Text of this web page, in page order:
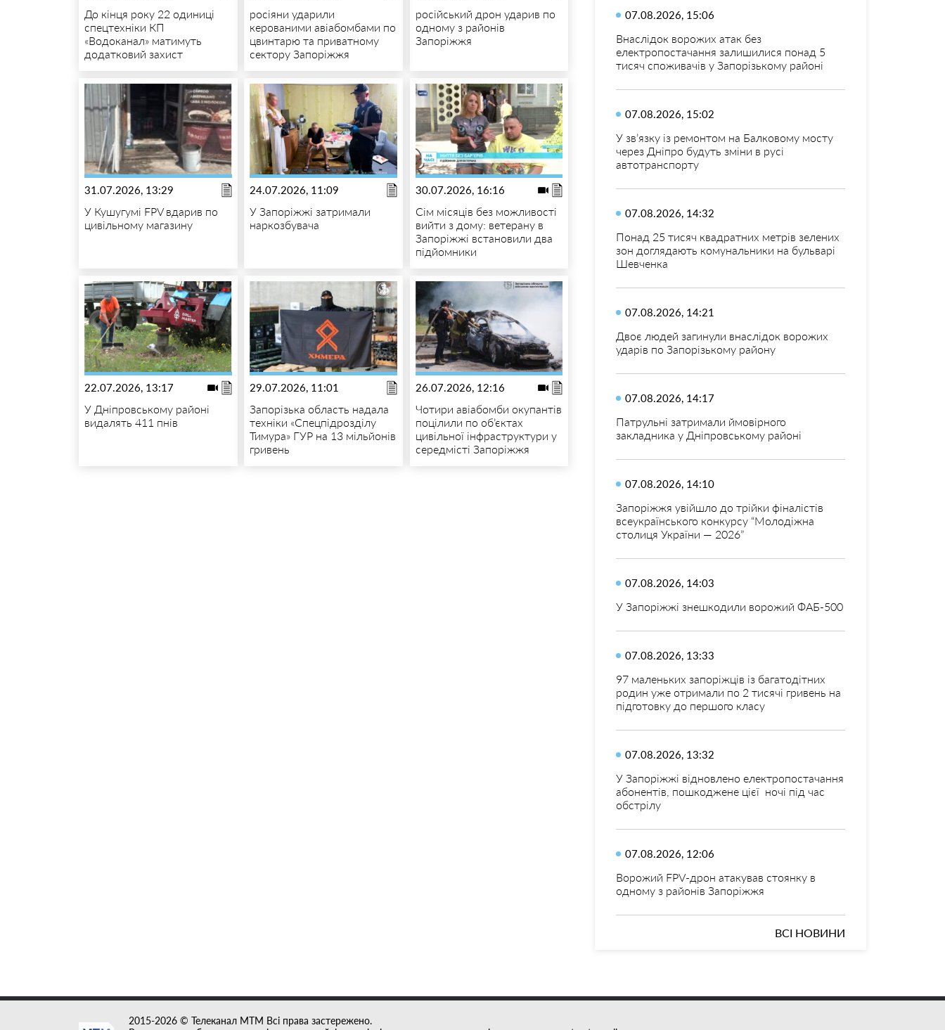
До кінця року 22 одиниці
спецтехніки КП
«Водоканал» матимуть
додатковий захист
росіяни ударили
керованими авіабомбами по
цвинтарю та приватному
сектору Запоріжжя
російський дрон ударив по
одному з районів
Запоріжжя
31.07.2026, 13:29
У Кушугумі FPV вдарив по
цивільному магазину
24.07.2026, 11:09
У Запоріжжі затримали
наркозбувача
30.07.2026, 16:16
Сім місяців без можливості
вийти з дому: ветерану в
Запоріжжі встановили два
підйомники
22.07.2026, 13:17
У Дніпровському районі
видалять 411 пнів
29.07.2026, 11:01
Запорізька область надала
техніки «Спецпідрозділу
Тимура» ГУР на 13 мільйонів
гривень
26.07.2026, 12:16
Чотири авіабомби окупантів
поцілили по об’єктах
цивільної інфраструктури у
середмісті Запоріжжя
07.08.2026, 15:06
Внаслідок ворожих атак без
електропостачання залишилися понад 5
тисяч споживачів у Запорізькому районі
07.08.2026, 15:02
У зв’язку із ремонтом на Балковому мосту
через Дніпро будуть зміни в русі
автотранспорту
07.08.2026, 14:32
Понад 25 тисяч квадратних метрів зелених
зон доглядають комунальники на бульварі
Шевченка
07.08.2026, 14:21
Двоє людей загинули внаслідок ворожих
ударів по Запорізькому району
07.08.2026, 14:17
Патрульні затримали ймовірного
закладника у Дніпровському районі
07.08.2026, 14:10
Запоріжжя увійшло до трійки фіналістів
всеукраїнського конкурсу “Молодіжна
столиця України — 2026”
07.08.2026, 14:03
У Запоріжжі знешкодили ворожий ФАБ-500
07.08.2026, 13:33
97 маленьких запоріжців із багатодітних
родин уже отримали по 2 тисячі гривень на
підготовку до першого класу
07.08.2026, 13:32
У Запоріжжі відновлено електропостачання
абонентів, пошкоджене цієї ночі під час
обстрілу
07.08.2026, 12:06
Ворожий FPV-дрон атакував стоянку в
одному з районів Запоріжжя
ВСІ НОВИНИ
2015-2026 © Телеканал MTM Всі права застережено.